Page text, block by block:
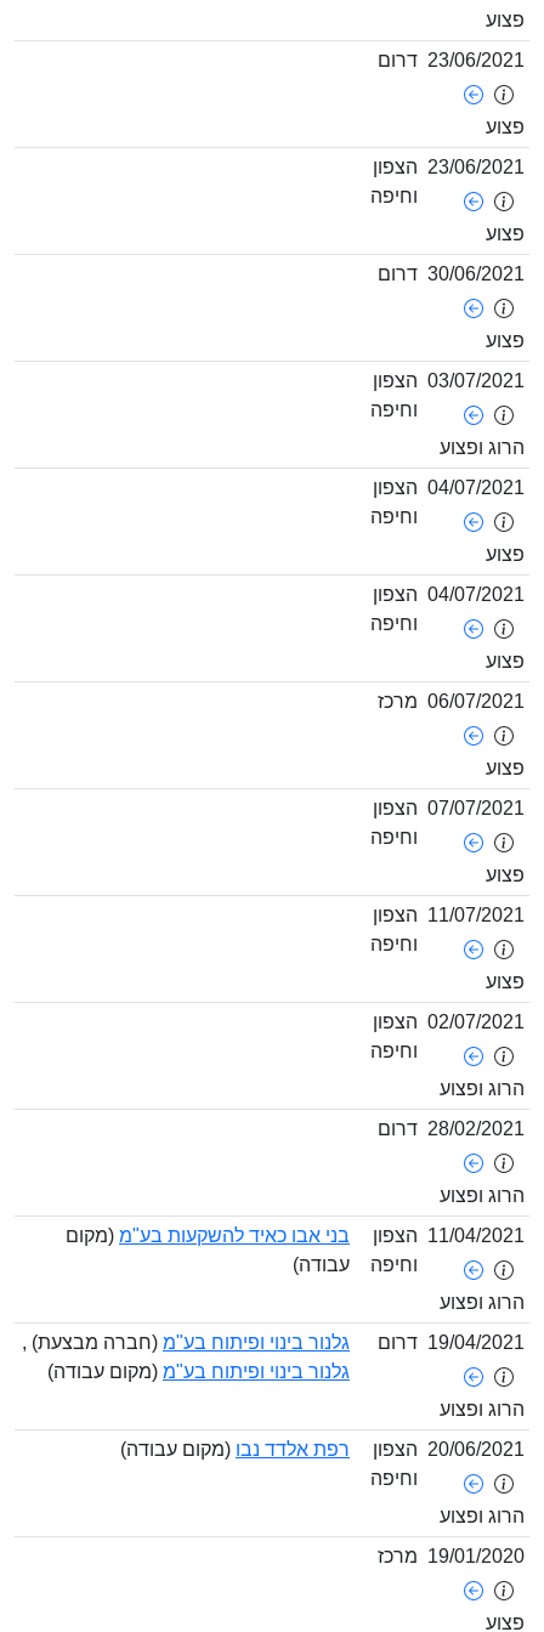
23/06/ דרום
23/06/ הצפון
וחיפה
30/06/ דרום
03/07/
ופצוע
הצפון
וחיפה
04/07/ הצפון
וחיפה
04/07/ הצפון
וחיפה
06/07/ מרכז
07/07/ הצפון
וחיפה
11/07/ הצפון
וחיפה
02/07/
ופצוע
הצפון
וחיפה
28/02/
ופצוע
דרום
11/04/
ופצוע
הצפון
וחיפה
בני אבו כאיד להשקעות בע"מ(מקום
עבודה)
19/04/
ופצוע
דרום גלנור בינוי ופיתוח בע"מ(חברה מבצעת) ,
גלנור בינוי ופיתוח בע"מ(מקום עבודה)
20/06/
ופצוע
הצפון
וחיפה
רפת אלדד נבו(מקום עבודה)
19/01/ מרכז